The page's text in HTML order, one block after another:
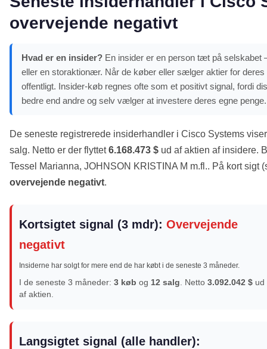
overvejende negativt
Hvad er en insider? En insider er en person tæt på selskabet
eller en storaktionær. Når de køber eller sælger aktier for deres
offentligt. Insider-køb regnes ofte som et positivt signal, fordi
bedre end andre og selv vælger at investere deres egne penge.
De seneste registrerede insiderhandler i Cisco Systems
salg. Netto er der flyttet6.168.473 $ ud af aktien af insidere.
Tessel Marianna, JOHNSON KRISTINA M m.fl.. På kort sigt
overvejende negativt.
Kortsigtet signal (3 mdr): Overvejende
negativt
Insiderne har solgt for mere end de har købt i de seneste 3 måneder.
I de seneste 3 måneder: 3 køb og 12 salg. Netto 3.092.042 $ ud
af aktien.
Langsigtet signal (alle handler):